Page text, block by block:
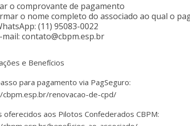
o comprovante de pagamento
o nome completo do associado ao qual o
(11) 95083-0022
mail: contato@cbpm.esp.br
e Benefícios
para pagamento via PagSeguro:
renovacao-de-cpd/
oferecidos aos Pilotos Confederados CBPM: